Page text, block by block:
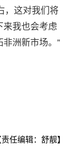
，这对我们将
来我也会考虑
洲新市场。”
责任编辑：舒靓】